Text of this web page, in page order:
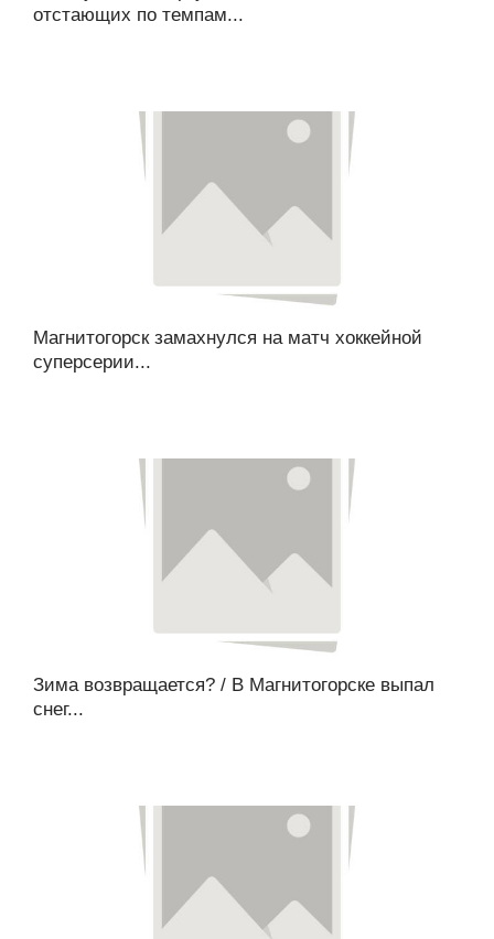
отстающих по темпам...
Магнитогорск замахнулся на матч хоккейной
суперсерии...
Зима возвращается? / В Магнитогорске выпал
снег...